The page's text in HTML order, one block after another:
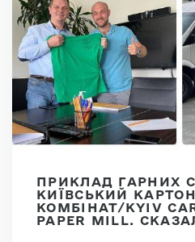
ПРИКЛАД ГАРНИХ
КИЇВСЬКИЙ
КОМБІНАТ/KYIV
PAPER MILL.